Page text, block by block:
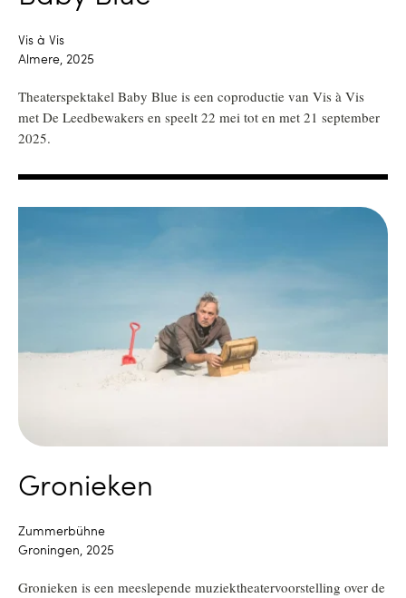
Vis à Vis
Almere, 2025
Theaterspektakel Baby Blue is een coproductie van Vis à Vis
met De Leedbewakers en speelt 22 mei tot en met 21 september
2025.
Gronieken
Zummerbühne
Groningen, 2025
Gronieken is een meeslepende muziektheatervoorstelling over de